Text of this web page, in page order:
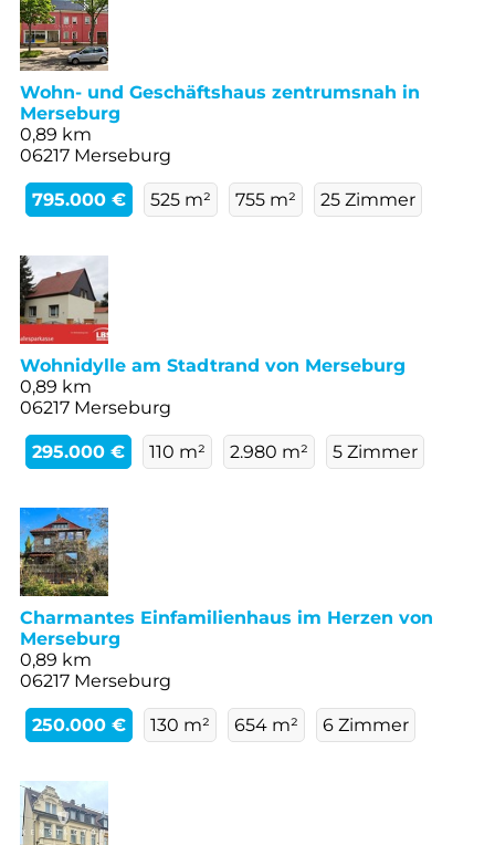
Wohn- und Geschäftshaus zentrumsnah in
Merseburg
0,89 km
06217 Merseburg
795.000 € 525 m² 755 m² 25 Zimmer
Wohnidylle am Stadtrand von Merseburg
0,89 km
06217 Merseburg
295.000 € 110 m² 2.980 m² 5 Zimmer
Charmantes Einfamilienhaus im Herzen von
Merseburg
0,89 km
06217 Merseburg
250.000 € 130 m² 654 m² 6 Zimmer